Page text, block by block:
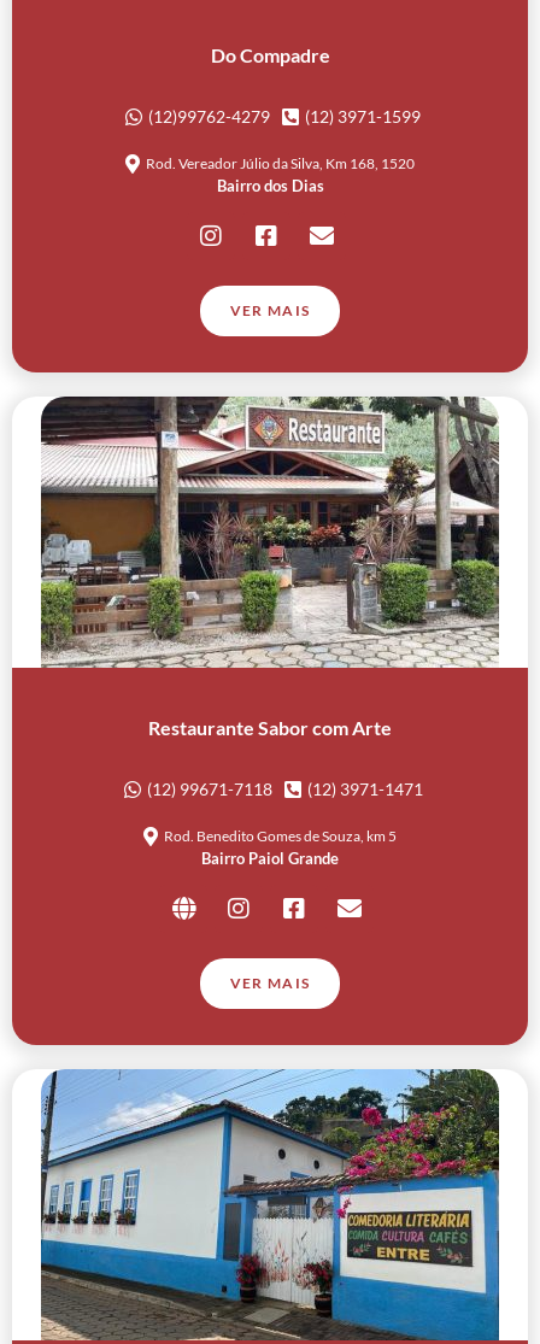
Do Compadre
(12)99762-4279 (12) 3971-1599
Rod. Vereador Júlio da Silva, Km 168, 1520
Bairro dos Dias
VER MAIS
Restaurante Sabor com Arte
(12) 99671-7118 (12) 3971-1471
Rod. Benedito Gomes de Souza, km 5
Bairro Paiol Grande
VER MAIS